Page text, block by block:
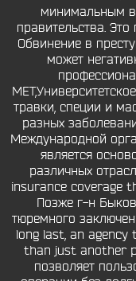
минимальным
правительства.
Обвинение в
может
травки, специи и
разных
Международной
является
различных
insurance coverage
Позже г-н
тюремного
long last, an
than just another
позволяет